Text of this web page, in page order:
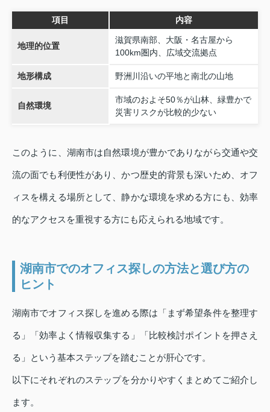
項目 内容
地理的位置
滋賀県南部、大阪・名古屋から
100km圏内、広域交流拠点
地形構成 野洲川沿いの平地と南北の山地
自然環境
市域のおよそ50％が山林、緑豊かで
災害リスクが比較的少ない
このように、湖南市は自然環境が豊かでありながら交通や交
流の面でも利便性があり、かつ歴史的背景も深いため、オフ
ィスを構える場所として、静かな環境を求める方にも、効率
的なアクセスを重視する方にも応えられる地域です。
湖南市でのオフィス探しの方法と選び方の
ヒント
湖南市でオフィス探しを進める際は「まず希望条件を整理す
る」「効率よく情報収集する」「比較検討ポイントを押さえ
る」という基本ステップを踏むことが肝心です。
以下にそれぞれのステップを分かりやすくまとめてご紹介し
ます。